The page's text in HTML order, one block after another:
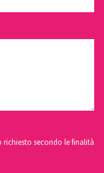
richiesto secondo le finalità